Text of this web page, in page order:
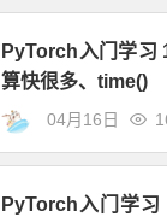
PyTorch入门学习
算快很多、time()
04月16日
PyTorch入门学习